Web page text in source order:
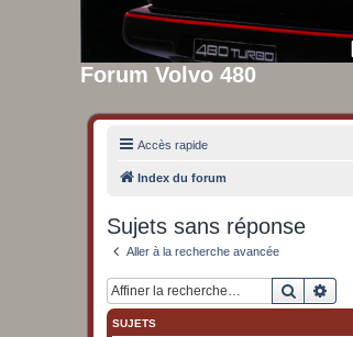
Forum Volvo 480
Accès rapide
Index du forum
Sujets sans réponse
Aller à la recherche avancée
SUJETS